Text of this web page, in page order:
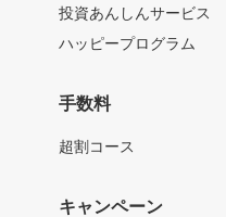
投資あんしんサービス
ハッピープログラム
手数料
超割コース
キャンペーン